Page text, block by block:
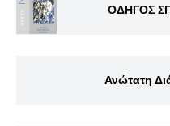
ΟΔΗΓΟΣ
Ανώτατη